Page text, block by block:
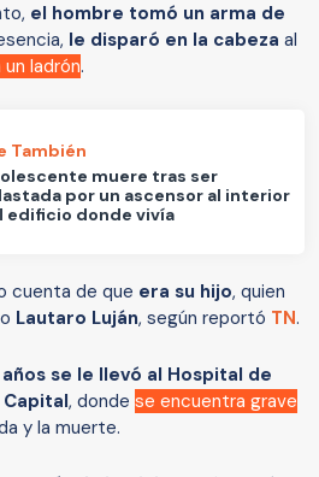
el hombre tomó un arma de
le disparó en la cabeza al
ladrón.
También
muere tras ser
por un ascensor al interior
edificio donde vivía
cuenta de que era su hijo, quien
Lautaro Luján, según reportó TN.
se le llevó al Hospital de
, donde se encuentra grave
y la muerte.